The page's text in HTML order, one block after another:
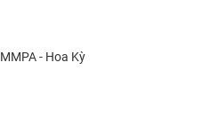
MMPA - Hoa Kỳ